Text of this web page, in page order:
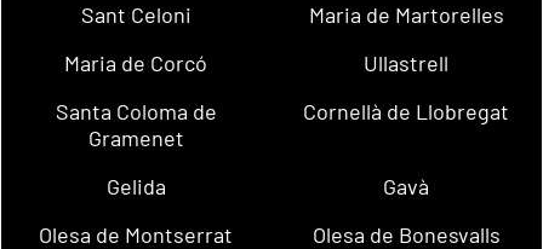
Sant Celoni
Maria de Martorelles
Maria de Corcó
Ullastrell
Santa Coloma de
Gramenet
Cornellà de Llobregat
Gelida
Gavà
Olesa de Montserrat
Olesa de Bonesvalls